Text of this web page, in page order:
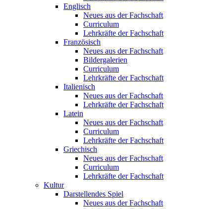
Englisch
Neues aus der Fachschaft
Curriculum
Lehrkräfte der Fachschaft
Französisch
Neues aus der Fachschaft
Bildergalerien
Curriculum
Lehrkräfte der Fachschaft
Italienisch
Neues aus der Fachschaft
Lehrkräfte der Fachschaft
Latein
Neues aus der Fachschaft
Curriculum
Lehrkräfte der Fachschaft
Griechisch
Neues aus der Fachschaft
Curriculum
Lehrkräfte der Fachschaft
Kultur
Darstellendes Spiel
Neues aus der Fachschaft